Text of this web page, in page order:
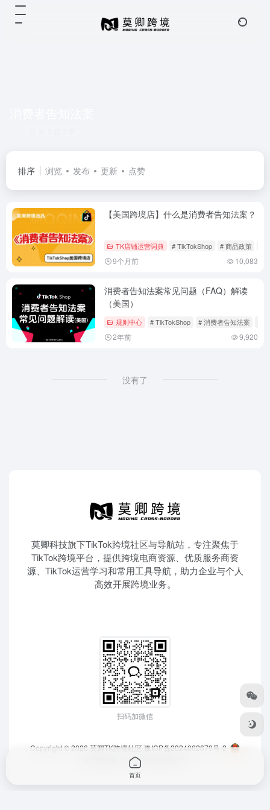
排序 浏览 发布 更新 点赞
【美国跨境店】什么是消费者告知法案？
TK店铺运营词典 # TikTokShop # 商品政策
9个月前 10,083
消费者告知法案常见问题（FAQ）解读
（美国）
规则中心 # TikTokShop # 消费者告知法案
2年前 9,920
没有了
莫卿科技旗下TikTok跨境社区与导航站，专注聚焦于
TikTok跨境平台，提供跨境电商资源、优质服务商资
源、TikTok运营学习和常用工具导航，助力企业与个人
高效开展跨境业务。
扫码加微信
Copyright © 2026 莫卿TK跨境社区 豫ICP备2024062679号-2
豫公网安备 41010202003364号
首页